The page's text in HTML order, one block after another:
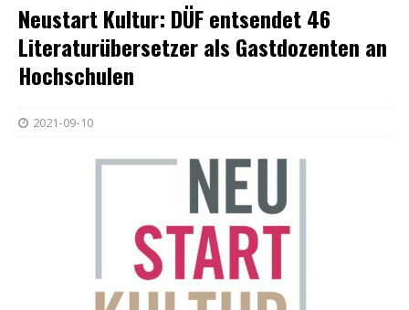
Neustart Kultur: DÜF entsendet 46
Literaturübersetzer als Gastdozenten an
Hochschulen
2021-09-10